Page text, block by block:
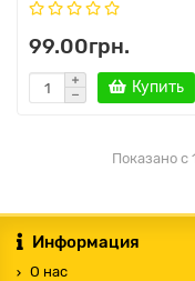
99.00грн.
Купить
Показано с
Информация
О нас